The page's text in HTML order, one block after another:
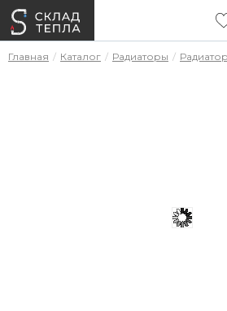
Главная Каталог Радиаторы